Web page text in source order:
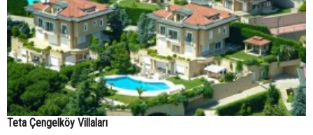
Teta Çengelköy Villaları